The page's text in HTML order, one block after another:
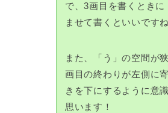
で、3画目を書くとき
ませて書くといいですね
また、「う」の空間が
画目の終わりが左側に
きを下にするように意
思います！